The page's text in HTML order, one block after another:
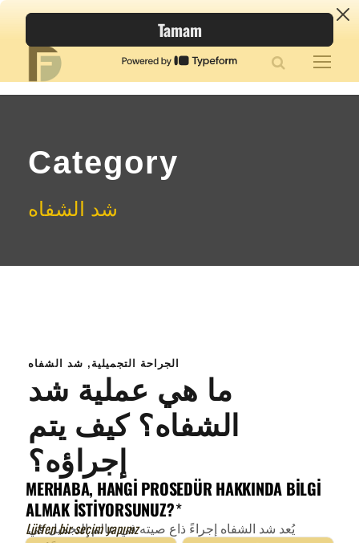
Category
شد الشفاه
الجراحة التجميلية , شد الشفاه
ما هي عملية شد
الشفاه؟ كيف يتم
إجراؤه؟
يُعد شد الشفاه إجراءً ذاع صيته في عالم التجميل في